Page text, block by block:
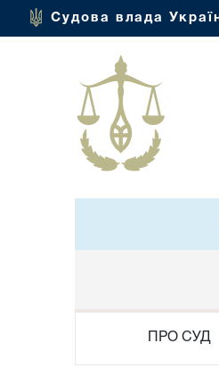
Судова влада
ПРО СУД